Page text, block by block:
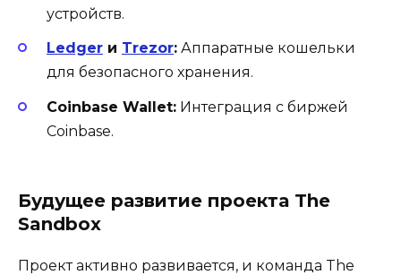
устройств.
Ledger и Trezor: Аппаратные кошельки
для безопасного хранения.
Coinbase Wallet: Интеграция с биржей
Coinbase.
Будущее развитие проекта The
Sandbox
Проект активно развивается, и команда The